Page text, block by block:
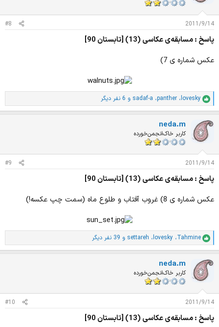
ت
2011/9/14
#8
پاسخ : مسابقه‌ی عکاسی (13) [تابستان 90]
عکس شماره ی 7)
ا
م
ت
ی
ت
lovesky، panther، sadaf-a و 6 نفر دیگر
neda.m
کاربر خاک‌انجمن‌خورده
2011/9/14
#9
پاسخ : مسابقه‌ی عکاسی (13) [تابستان 90]
عکس شماره ی 8) غروب آفتاب و طلوع ماه (سمت چپ عکسه!)
ا
م
ت
ی
ت
Tahmine، lovesky، settareh و 39 نفر دیگر
neda.m
کاربر خاک‌انجمن‌خورده
2011/9/14
#10
پاسخ : مسابقه‌ی عکاسی (13) [تابستان 90]